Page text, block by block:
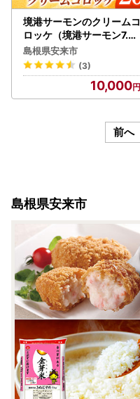
境港サーモンのクリームコ
ロッケ（境港サーモン7.2
％使用） 40g 20個 ／ 80
0g クリーム コロッケ 鳥取
県 境港 サーモン 養殖 銀ザ
ケ シャケ 洋食 時短 おかず
惣菜 おべんとう 弁当 簡単
ティー 贈答用 ギフト ご自
宅用 島根県 安来市【10-S
島根県安来市
(3)
10,000
前へ
島根県安来市